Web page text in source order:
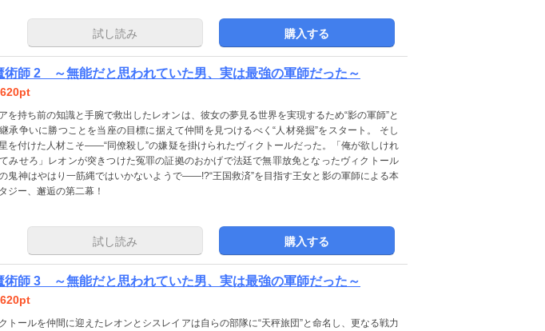
試し読み 購入する
術師 2 ～無能だと思われていた男、実は最強の軍師だった～
620pt
を持ち前の知識と手腕で救出したレオンは、彼女の夢見る世界を実現するため“影の軍師”と
承争いに勝つことを当座の目標に据えて仲間を見つけるべく“人材発掘”をスタート。 そし
を付けた人材こそ――“同僚殺し”の嫌疑を掛けられたヴィクトールだった。「俺が欲しけれ
みせろ」レオンが突きつけた冤罪の証拠のおかげで法廷で無罪放免となったヴィクトール
鬼神はやはり一筋縄ではいかないようで――!?“王国救済”を目指す王女と影の軍師による本
ジー、邂逅の第二幕！
試し読み 購入する
術師 3 ～無能だと思われていた男、実は最強の軍師だった～
620pt
トールを仲間に迎えたレオンとシスレイアは自らの部隊に“天秤旅団”と命名し、更なる戦力